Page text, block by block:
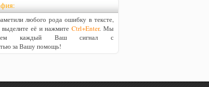
любого рода ошибку в тексте,
выделите её и нажмитеCtrl+Enter. Мы
каждый Ваш сигнал с
за Вашу помощь!